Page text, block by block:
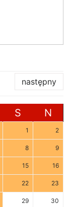
następny
S N
1 2
8 9
15 16
22 23
29 30